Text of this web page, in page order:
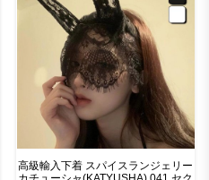
高級輸入下着 スパイスランジェリー